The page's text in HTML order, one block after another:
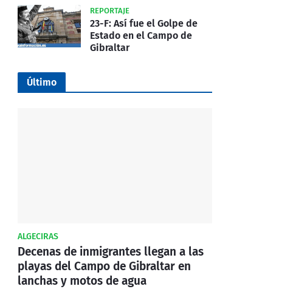
REPORTAJE
23-F: Así fue el Golpe de
Estado en el Campo de
Gibraltar
Último
ALGECIRAS
Decenas de inmigrantes llegan a las
playas del Campo de Gibraltar en
lanchas y motos de agua